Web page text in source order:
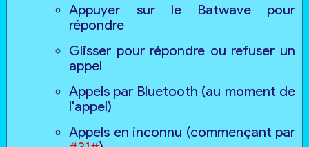
Appuyer sur le Batwave pour
répondre
Glisser pour répondre ou refuser un
appel
Appels par Bluetooth (au moment de
l'appel)
Appels en inconnu (commençant par